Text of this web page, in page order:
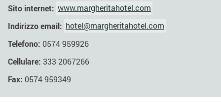
Sito internet: www.margheritahotel.com
Indirizzo email: hotel@margheritahotel.com
Telefono: 0574 959926
Cellulare: 333 2067266
Fax: 0574 959349